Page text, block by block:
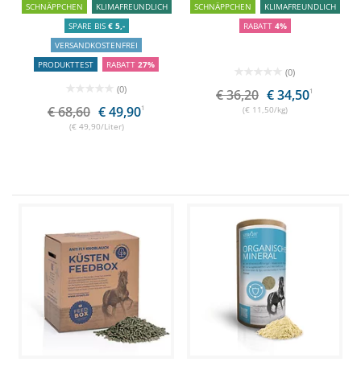
SCHNÄPPCHEN
KLIMAFREUNDLICH
SPARE BIS € 5,-
VERSANDKOSTENFREI
PRODUKTTEST
RABATT 27%
(0)
€ 68,60 € 49,901
(€ 49,90/Liter)
SCHNÄPPCHEN
KLIMAFREUNDLICH
RABATT 4%
(0)
€ 36,20 € 34,501
(€ 11,50/kg)